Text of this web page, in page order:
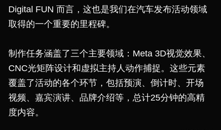
Digital FUN 而言，这也是我们在汽车发布活动领域
取得的一个重要的里程碑。
制作任务涵盖了三个主要领域：Meta 3D视觉效果、
CNC光矩阵设计和虚拟主持人动作捕捉。这些元素
覆盖了活动的各个环节，包括预演、倒计时、开场
视频、嘉宾演讲、品牌介绍等，总计25分钟的高精
度内容。